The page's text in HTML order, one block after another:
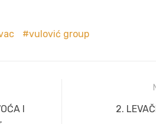
vulović group
I
Next
2.